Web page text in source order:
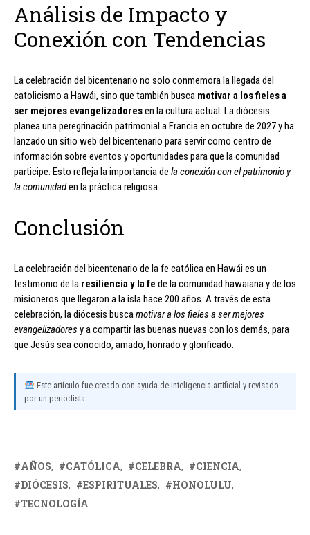
Análisis de Impacto y
Conexión con Tendencias
La celebración del bicentenario no solo conmemora la llegada del
catolicismo a Hawái, sino que también busca motivar a los fieles a
ser mejores evangelizadoresen la cultura actual. La diócesis
planea una peregrinación patrimonial a Francia en octubre de 2027 y ha
lanzado un sitio web del bicentenario para servir como centro de
información sobre eventos y oportunidades para que la comunidad
participe. Esto refleja la importancia de la conexión con el patrimonio y
la comunidaden la práctica religiosa.
Conclusión
La celebración del bicentenario de la fe católica en Hawái es un
testimonio de la resiliencia y la fe de la comunidad hawaiana y de los
misioneros que llegaron a la isla hace 200 años. A través de esta
celebración, la diócesis buscamotivar a los fieles a ser mejores
evangelizadores y a compartir las buenas nuevas con los demás, para
que Jesús sea conocido, amado, honrado y glorificado.
Este artículo fue creado con ayuda de inteligencia artificial y revisado
por un periodista.
AÑOS CATÓLICA CELEBRA
CIENCIA
DIÓCESIS
ESPIRITUALES
HONOLULU
TECNOLOGÍA